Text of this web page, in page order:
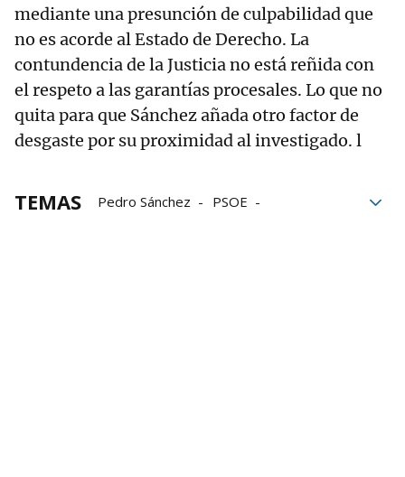
mediante una presunción de culpabilidad que
no es acorde al Estado de Derecho. La
contundencia de la Justicia no está reñida con
el respeto a las garantías procesales. Lo que no
quita para que Sánchez añada otro factor de
desgaste por su proximidad al investigado. l
TEMAS Pedro Sánchez
PSOE